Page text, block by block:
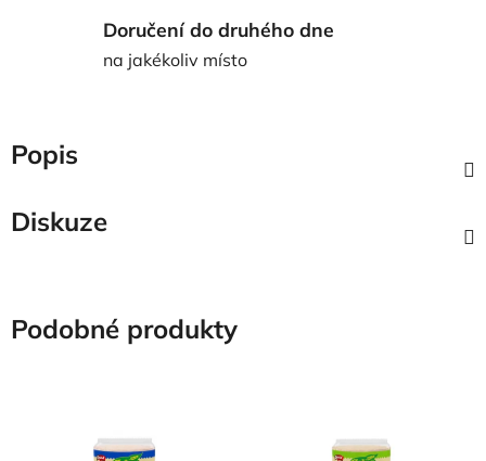
Doručení do druhého dne
na jakékoliv místo
Popis
Diskuze
Podobné produkty